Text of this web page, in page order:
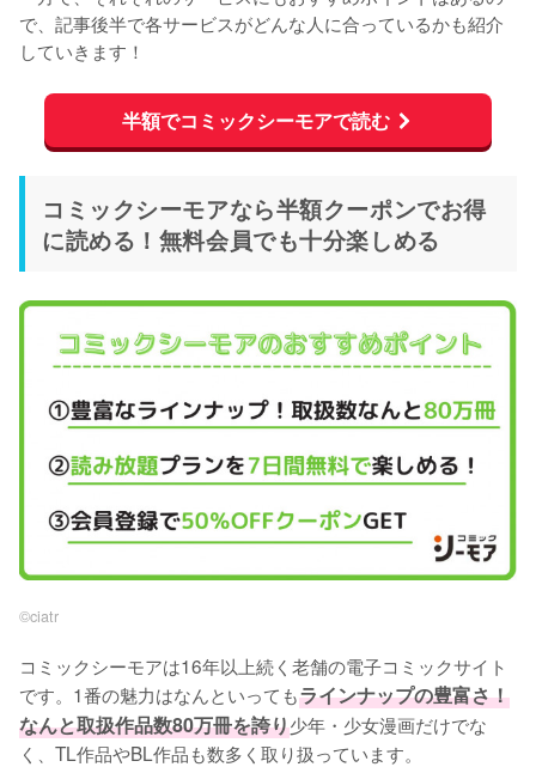
で、記事後半で各サービスがどんな人に合っているかも紹介
していきます！
半額でコミックシーモアで読む
コミックシーモアなら半額クーポンでお得
に読める！無料会員でも十分楽しめる
©︎ciatr
コミックシーモアは16年以上続く老舗の電子コミックサイト
です。1番の魅力はなんといってもラインナップの豊富さ！
なんと取扱作品数80万冊を誇り少年・少女漫画だけでな
く、TL作品やBL作品も数多く取り扱っています。